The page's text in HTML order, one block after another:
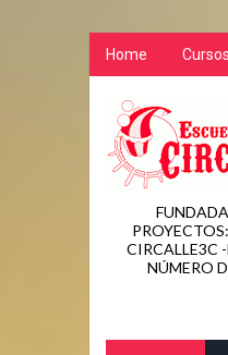
Home Cursos
CIRCALLE3C
NÚMERO